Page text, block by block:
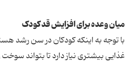
میان وعده برای افزایش قد کودک
با توجه به اینکه کودکان در سن رشد
غذایی بیشتری نیاز دارد تا بتواند سوخت